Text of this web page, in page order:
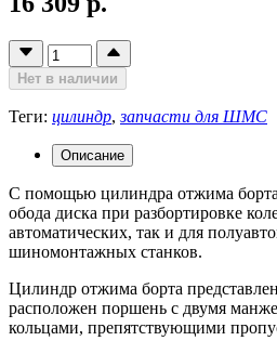
Нет в наличии
Теги: цилиндр,запчасти для ШМС
Описание
С помощью цилиндра отжима
обода диска при разбортировке
автоматических, так и для
шиномонтажных станков.
Цилиндр отжима борта
расположен поршень с двумя
кольцами, препятствующими